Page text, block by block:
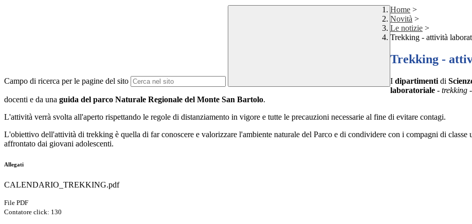
Campo di ricerca per le pagine del sito
Home >
Novità >
Le notizie >
Trekking - attività
Trekking -
I dipartimenti di
laboratoriale - trekking
docenti e da una guida del parco Naturale Regionale del Monte San Bartolo.
L'attività verrà svolta all'aperto rispettando le regole di distanziamento in vigore e tutte le precauzioni necessarie al fine di evitare contagi.
L'obiettivo dell'attività di trekking è quella di far conoscere e valorizzare l'ambiente naturale del Parco e di condividere con i compagni di
affrontato dai giovani adolescenti.
Allegati
CALENDARIO_TREKKING.pdf
File PDF
Contatore click: 130